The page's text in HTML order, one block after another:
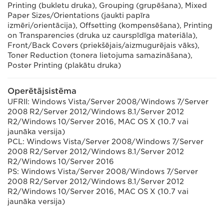
Printing (bukletu druka), Grouping (grupēšana), Mixed
Paper Sizes/Orientations (jaukti papīra
izmēri/orientācija), Offsetting (kompensēšana), Printing
on Transparencies (druka uz caurspīdīga materiāla),
Front/Back Covers (priekšējais/aizmugurējais vāks),
Toner Reduction (tonera lietojuma samazināšana),
Poster Printing (plakātu druka)
Operētājsistēma
UFRII: Windows Vista/Server 2008/Windows 7/Server
2008 R2/Server 2012/Windows 8.1/Server 2012
R2/Windows 10/Server 2016, MAC OS X (10.7 vai
jaunāka versija)
PCL: Windows Vista/Server 2008/Windows 7/Server
2008 R2/Server 2012/Windows 8.1/Server 2012
R2/Windows 10/Server 2016
PS: Windows Vista/Server 2008/Windows 7/Server
2008 R2/Server 2012/Windows 8.1/Server 2012
R2/Windows 10/Server 2016, MAC OS X (10.7 vai
jaunāka versija)